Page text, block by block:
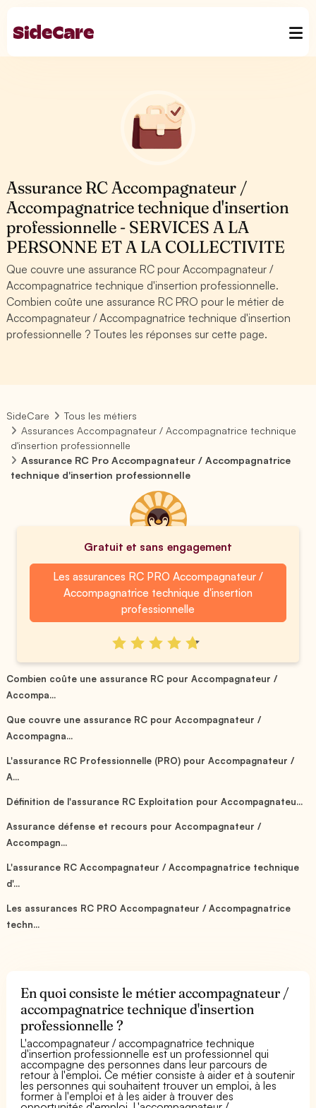
Assurance RC Accompagnateur /
Accompagnatrice technique d'insertion
professionnelle - SERVICES A LA
PERSONNE ET A LA COLLECTIVITE
Que couvre une assurance RC pour Accompagnateur /
Accompagnatrice technique d'insertion professionnelle.
Combien coûte une assurance RC PRO pour le métier de
Accompagnateur / Accompagnatrice technique d'insertion
professionnelle ? Toutes les réponses sur cette page.
SideCare
Tous les métiers
Assurances Accompagnateur / Accompagnatrice technique
d'insertion professionnelle
Assurance RC Pro Accompagnateur / Accompagnatrice
technique d'insertion professionnelle
Gratuit et sans engagement
Les assurances RC PRO Accompagnateur /
Accompagnatrice technique d'insertion
professionnelle
Combien coûte une assurance RC pour Accompagnateur /
Accompa...
Que couvre une assurance RC pour Accompagnateur /
Accompagna...
L'assurance RC Professionnelle (PRO) pour Accompagnateur /
A...
Définition de l'assurance RC Exploitation pour Accompagnateu...
Assurance défense et recours pour Accompagnateur /
Accompagn...
L'assurance RC Accompagnateur / Accompagnatrice technique
d'...
Les assurances RC PRO Accompagnateur / Accompagnatrice
techn...
En quoi consiste le métier accompagnateur /
accompagnatrice technique d'insertion
professionnelle ?
L'accompagnateur / accompagnatrice technique
d'insertion professionnelle est un professionnel qui
accompagne des personnes dans leur parcours de
retour à l'emploi. Ce métier consiste à aider et à soutenir
les personnes qui souhaitent trouver un emploi, à les
former à l'emploi et à les aider à trouver des